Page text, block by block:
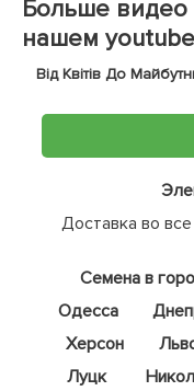
Больше видео
нашем
Від Квітів До
Доставка во
Семена в
Одесса
Херсон
Луцк